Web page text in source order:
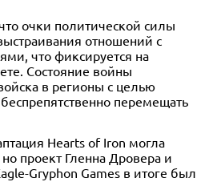
очки политической силы
отношений с
что фиксируется на
Состояние войны
в регионы с целью
перемещать
Hearts of Iron могла
проект Гленна Дровера и
Gryphon Games в итоге был